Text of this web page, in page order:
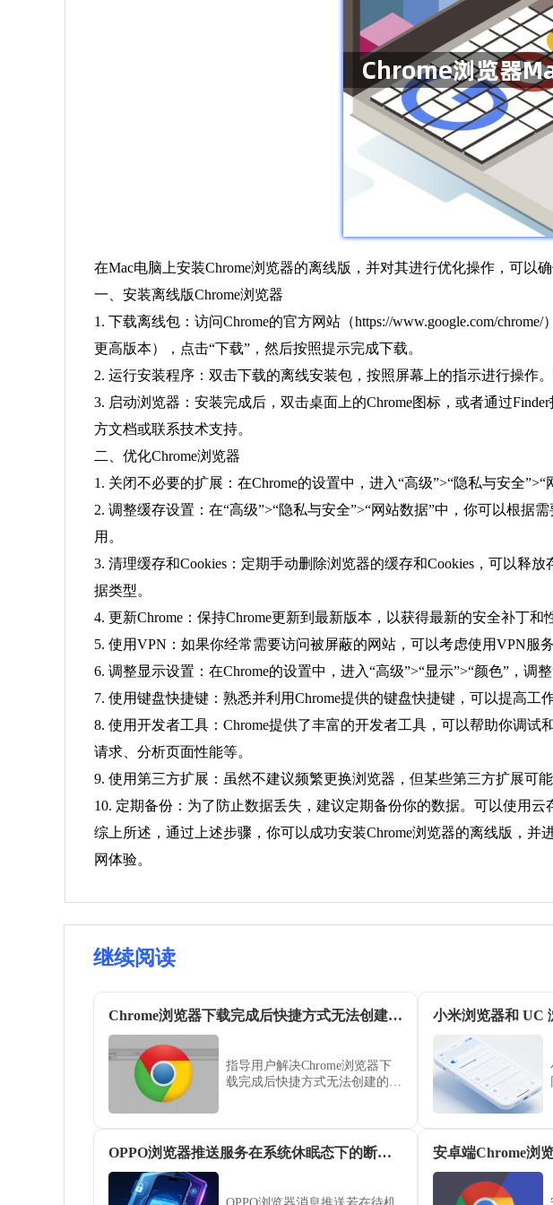
在Mac电脑上安装Chrome浏览器的离线版，并对其进行优化操作，可以
一、安装离线版Chrome浏览器
1. 下载离线包：访问Chrome的官方网站（https://www.google.com/
更高版本），点击“下载”，然后按照提示完成下载。
2. 运行安装程序：双击下载的离线安装包，按照屏幕上的指示进行操作
3. 启动浏览器：安装完成后，双击桌面上的Chrome图标，或者通过
方文档或联系技术支持。
二、优化Chrome浏览器
1. 关闭不必要的扩展：在Chrome的设置中，进入“高级”>“隐私与安全
2. 调整缓存设置：在“高级”>“隐私与安全”>“网站数据”中，你可以根据
用。
3. 清理缓存和Cookies：定期手动删除浏览器的缓存和Cookies，可以释
据类型。
4. 更新Chrome：保持Chrome更新到最新版本，以获得最新的安全补丁和
5. 使用VPN：如果你经常需要访问被屏蔽的网站，可以考虑使用VPN服
6. 调整显示设置：在Chrome的设置中，进入“高级”>“显示”>“颜色”，调
7. 使用键盘快捷键：熟悉并利用Chrome提供的键盘快捷键，可以提高工
8. 使用开发者工具：Chrome提供了丰富的开发者工具，可以帮助你调
请求、分析页面性能等。
9. 使用第三方扩展：虽然不建议频繁更换浏览器，但某些第三方扩展可
10. 定期备份：为了防止数据丢失，建议定期备份你的数据。可以使用云
综上所述，通过上述步骤，你可以成功安装Chrome浏览器的离线版，
网体验。
继续阅读
Chrome浏览器下载完成后快捷方式无法创建解决方案
指导用户解决Chrome浏览器下
载完成后快捷方式无法创建的问
OPPO浏览器推送服务在系统休眠态下的断连纠错方案